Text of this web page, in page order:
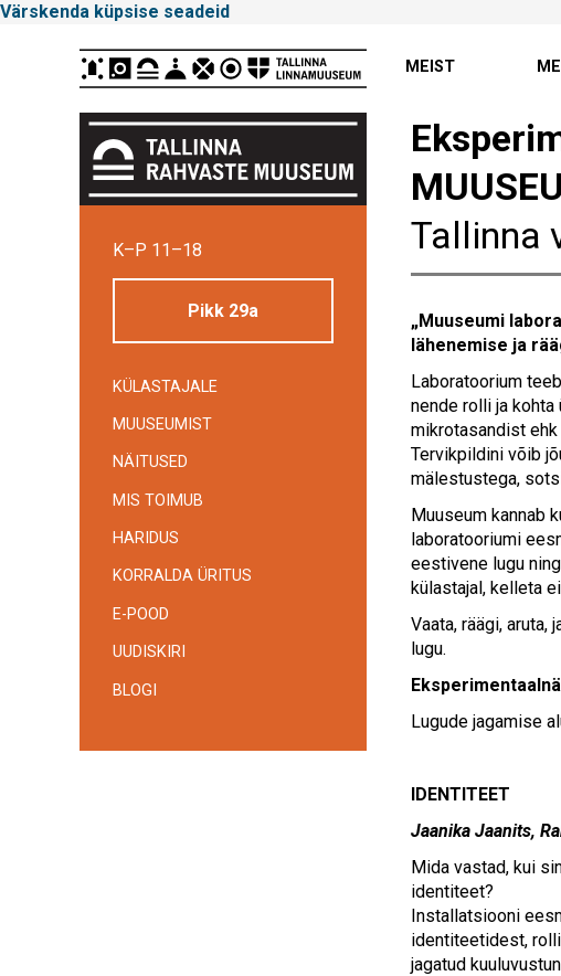
Värskenda küpsise seadeid
Linnamuuseum
MEIST
K–P 11–18
Pikk 29a
KÜLASTAJALE
MUUSEUMIST
NÄITUSED
MIS TOIMUB
HARIDUS
KORRALDA ÜRITUS
E-POOD
UUDISKIRI
BLOGI
Tallinna
„Muuseumi
lähenemise ja
Laboratoorium
nende rolli ja
mikrotasandist
Tervikpildini võib
mälestustega,
Muuseum kannab
laboratooriumi
eestivene lugu
külastajal, kelleta
Vaata, räägi,
lugu.
Lugude jagamise
IDENTITEET
Jaanika Jaanits,
Mida vastad, kui
identiteet?
Installatsiooni
identiteetidest,
jagatud